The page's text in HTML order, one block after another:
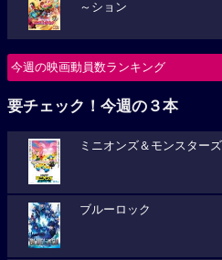
～ション
今週の映画動員数ランキング
要チェック！今週の３本
ミニオンズ＆モンスターズ
ブルーロック